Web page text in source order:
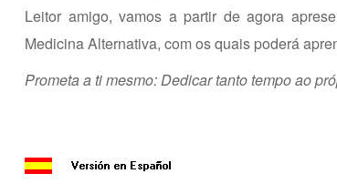
Leitor amigo, vamos a partir de agora
Medicina Alternativa, com os quais poderá
Prometa a ti mesmo: Dedicar tanto tempo ao